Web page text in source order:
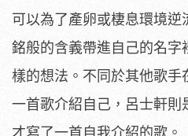
可以為了產卵或棲息環境逆
銘般的含義帶進自己的名字
樣的想法。不同於其他歌手
一首歌介紹自己，呂士軒則
才寫了一首自我介紹的歌。